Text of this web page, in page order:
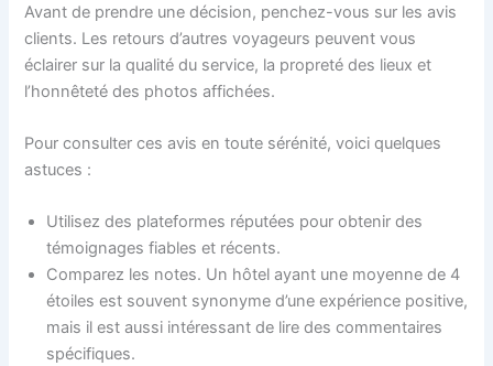
Avant de prendre une décision, penchez-vous sur les avis
clients. Les retours d’autres voyageurs peuvent vous
éclairer sur la qualité du service, la propreté des lieux et
l’honnêteté des photos affichées.
Pour consulter ces avis en toute sérénité, voici quelques
astuces :
Utilisez des plateformes réputées pour obtenir des
témoignages fiables et récents.
Comparez les notes. Un hôtel ayant une moyenne de 4
étoiles est souvent synonyme d’une expérience positive,
mais il est aussi intéressant de lire des commentaires
spécifiques.